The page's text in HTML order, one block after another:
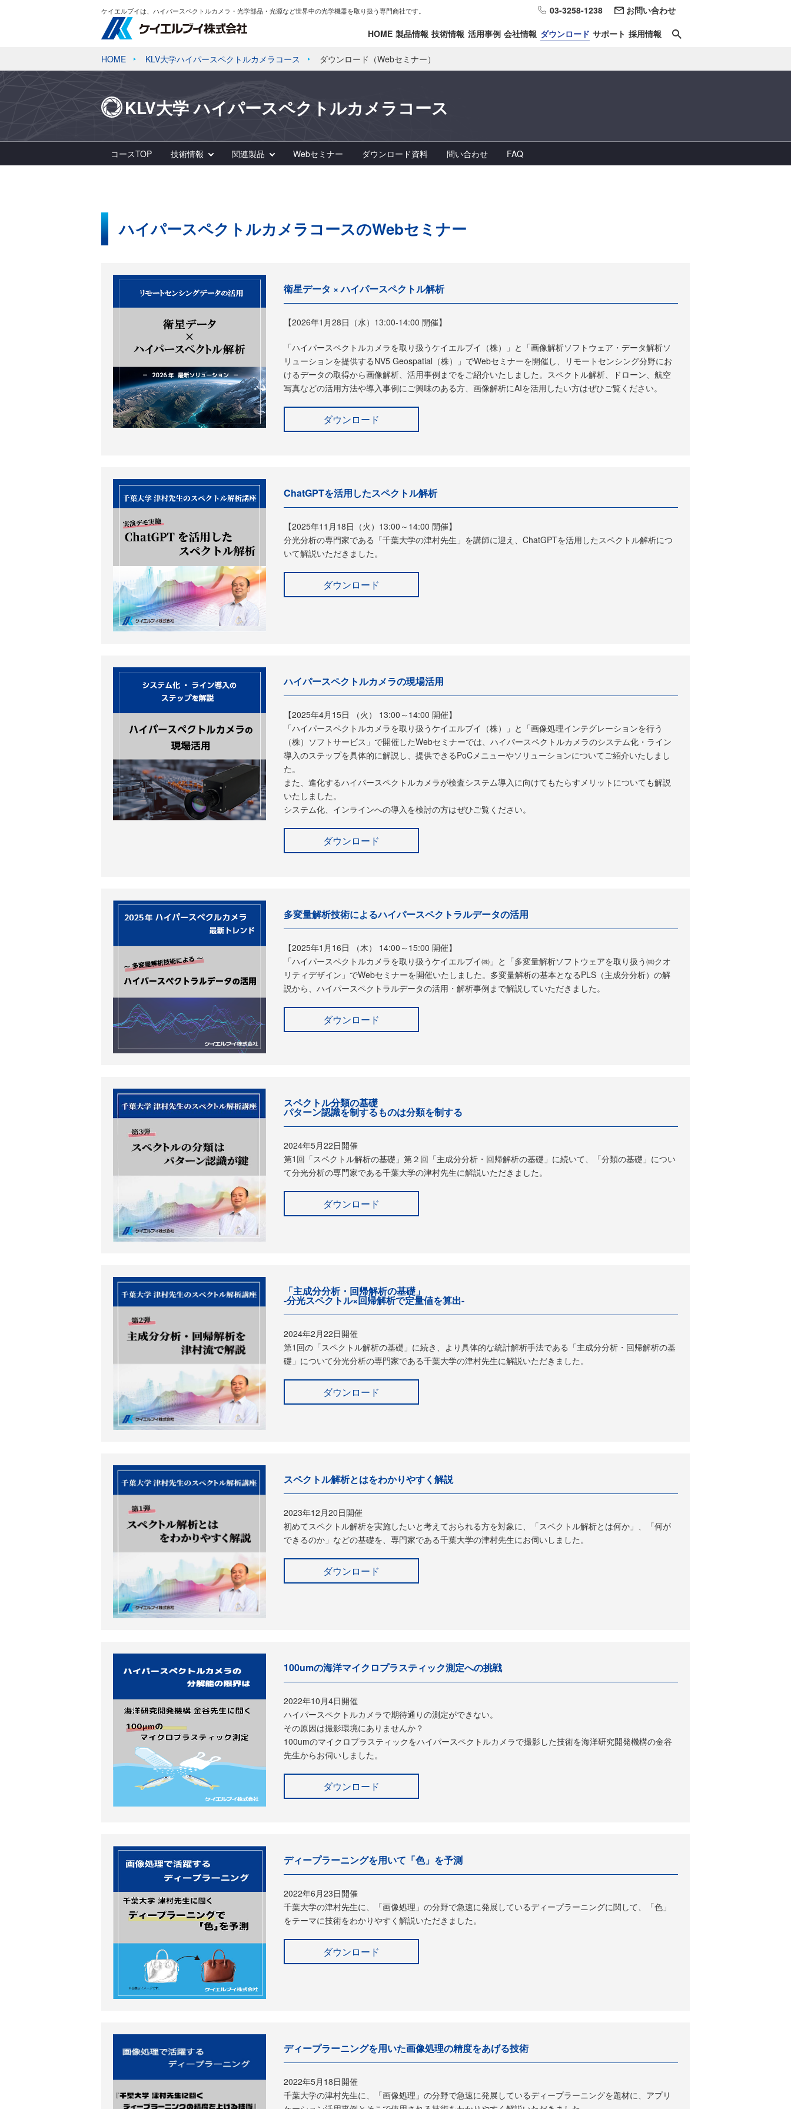
ケイエルブイは、ハイパースペクトルカメラ・光学部品・光源など世界中の光学機器を取り扱う専門商社です。 03-3258-1238
お問い合わせ
HOME 製品情報 技術情報 活用事例 会社情報 ダウンロード サポート 採用情報
HOME KLV大学ハイパースペクトルカメラコース ダウンロード（Webセミナー）
KLV大学 ハイパースペクトルカメラコース
コースTOP 技術情報 関連製品 Webセミナー ダウンロード資料 問い合わせ FAQ
ハイパースペクトルカメラコースのWebセミナー
衛星データ × ハイパースペクトル解析
【2026年1月28日（水）13:00-14:00 開催】
「ハイパースペクトルカメラを取り扱うケイエルブイ（株）」と「画像解析ソフトウェア・データ解析ソ
リューションを提供するNV5 Geospatial（株）」でWebセミナーを開催し、リモートセンシング分野にお
けるデータの取得から画像解析、活用事例までをご紹介いたしました。スペクトル解析、ドローン、航空
写真などの活用方法や導入事例にご興味のある方、画像解析にAIを活用したい方はぜひご覧ください。
ダウンロード
ChatGPTを活用したスペクトル解析
【2025年11月18日（火）13:00～14:00 開催】
分光分析の専門家である「千葉大学の津村先生」を講師に迎え、ChatGPTを活用したスペクトル解析につ
いて解説いただきました。
ダウンロード
ハイパースペクトルカメラの現場活用
【2025年4月15日 （火） 13:00～14:00 開催】
「ハイパースペクトルカメラを取り扱うケイエルブイ（株）」と「画像処理インテグレーションを行う
（株）ソフトサービス」で開催したWebセミナーでは、ハイパースペクトルカメラのシステム化・ライン
導入のステップを具体的に解説し、提供できるPoCメニューやソリューションについてご紹介いたしまし
た。
また、進化するハイパースペクトルカメラが検査システム導入に向けてもたらすメリットについても解説
いたしました。
システム化、インラインへの導入を検討の方はぜひご覧ください。
ダウンロード
多変量解析技術によるハイパースペクトラルデータの活用
【2025年1月16日 （木） 14:00～15:00 開催】
「ハイパースペクトルカメラを取り扱うケイエルブイ㈱」と「多変量解析ソフトウェアを取り扱う㈱クオ
リティデザイン」でWebセミナーを開催いたしました。多変量解析の基本となるPLS（主成分分析）の解
説から、ハイパースペクトラルデータの活用・解析事例まで解説していただきました。
ダウンロード
スペクトル分類の基礎
パターン認識を制するものは分類を制する
2024年5月22日開催
第1回「スペクトル解析の基礎」第２回「主成分分析・回帰解析の基礎」に続いて、「分類の基礎」につい
て分光分析の専門家である千葉大学の津村先生に解説いただきました。
ダウンロード
「主成分分析・回帰解析の基礎」
-分光スペクトル×回帰解析で定量値を算出-
2024年2月22日開催
第1回の「スペクトル解析の基礎」に続き、より具体的な統計解析手法である「主成分分析・回帰解析の基
礎」について分光分析の専門家である千葉大学の津村先生に解説いただきました。
ダウンロード
スペクトル解析とはをわかりやすく解説
2023年12月20日開催
初めてスペクトル解析を実施したいと考えておられる方を対象に、「スペクトル解析とは何か」、「何が
できるのか」などの基礎を、専門家である千葉大学の津村先生にお伺いしました。
ダウンロード
100umの海洋マイクロプラスティック測定への挑戦
2022年10月4日開催
ハイパースペクトルカメラで期待通りの測定ができない。
その原因は撮影環境にありませんか？
100umのマイクロプラスティックをハイパースペクトルカメラで撮影した技術を海洋研究開発機構の金谷
先生からお伺いしました。
ダウンロード
ディープラーニングを用いて「色」を予測
2022年6月23日開催
千葉大学の津村先生に、「画像処理」の分野で急速に発展しているディープラーニングに関して、「色」
をテーマに技術をわかりやすく解説いただきました。
ダウンロード
ディープラーニングを用いた画像処理の精度をあげる技術
2022年5月18日開催
千葉大学の津村先生に、「画像処理」の分野で急速に発展しているディープラーニングを題材に、アプリ